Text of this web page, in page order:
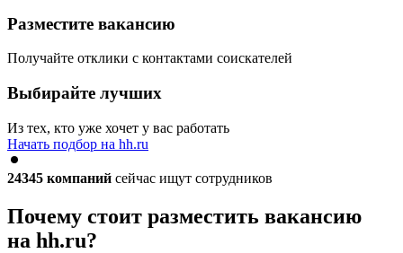
Разместите вакансию
Получайте отклики с контактами соискателей
Выбирайте лучших
Из тех, кто уже хочет у вас работать
Начать подбор на hh.ru
24345 компаний сейчас ищут сотрудников
Почему стоит разместить вакансию
на hh.ru?